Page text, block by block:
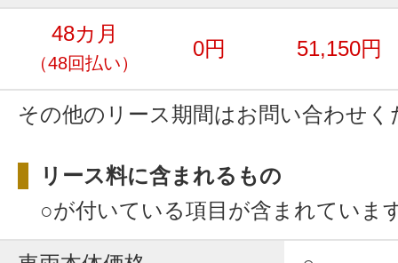
48カ月
（48回払い）
0円 51,150円
その他のリース期間はお問い合わせく
リース料に含まれるもの
○が付いている項目が含まれていま